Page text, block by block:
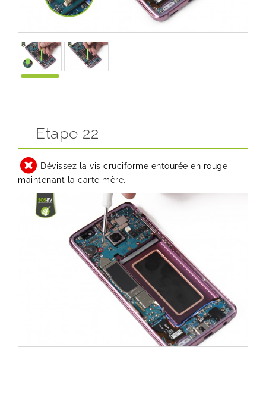
Etape 22
Dévissez la vis cruciforme entourée en rouge
maintenant la carte mère.